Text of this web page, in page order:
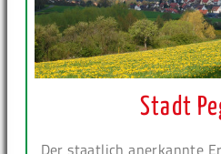
Stadt
Der staatlich anerkannte